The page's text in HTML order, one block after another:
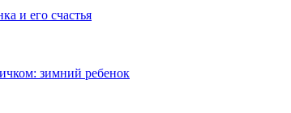
и его счастья
зимний ребенок